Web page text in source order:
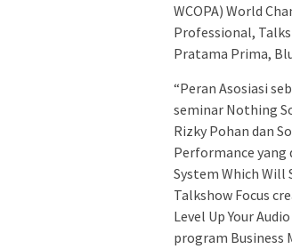
WCOPA) World
Professional,
Pratama Prima,
“Peran Asosiasi
seminar Nothing
Rizky Pohan dan
Performance yang
System Which Will
Talkshow Focus
Level Up Your
program Business